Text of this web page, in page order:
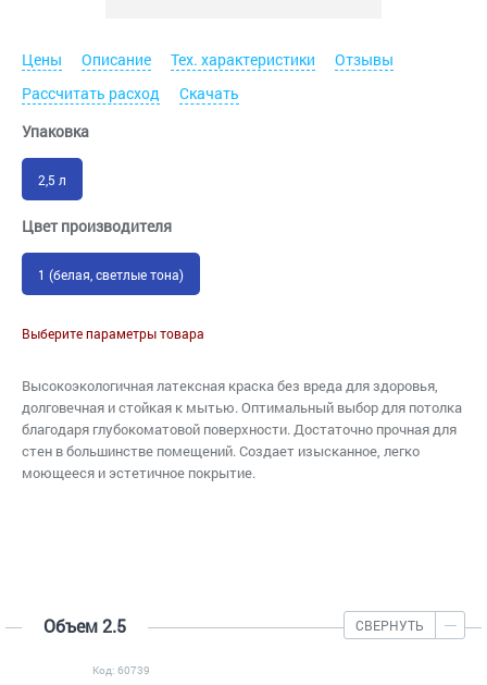
Цены Описание Тех. характеристики
Отзывы
Рассчитать расход
Скачать
Упаковка
2,5 л
Цвет производителя
1 (белая, светлые тона)
Выберите параметры товара
Высокоэкологичная латексная краска без вреда для здоровья,
долговечная и стойкая к мытью. Оптимальный выбор для потолка
благодаря глубокоматовой поверхности. Достаточно прочная для
стен в большинстве помещений. Создает изысканное, легко
моющееся и эстетичное покрытие.
Объем 2.5 СВЕРНУТЬ
Код: 60739